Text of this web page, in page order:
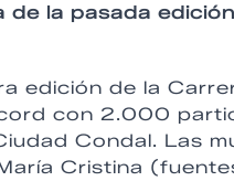
de la pasada
edición de la
con 2.000
Condal. Las
Cristina